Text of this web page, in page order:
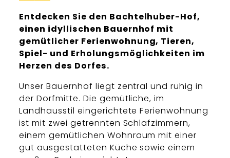
Entdecken Sie den Bachtelhuber-Hof,
einen idyllischen Bauernhof mit
gemütlicher Ferienwohnung, Tieren,
Spiel- und Erholungsmöglichkeiten im
Herzen des Dorfes.
Unser Bauernhof liegt zentral und ruhig in
der Dorfmitte. Die gemütliche, im
Landhausstil eingerichtete Ferienwohnung
ist mit zwei getrennten Schlafzimmern,
einem gemütlichen Wohnraum mit einer
gut ausgestatteten Küche sowie einem